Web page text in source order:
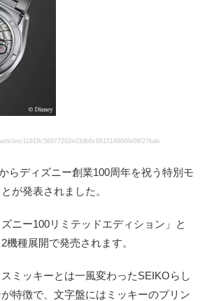
11819c56977202e03db6c661516860fe09f27bab
らディズニー創業100周年を祝う特別モ
が発表されました。
ニー100リミテッドエディション」と
機種展開で発売されます。
ミッキーとは一風変わったSEIKOらし
特徴で、文字盤にはミッキーのプリン